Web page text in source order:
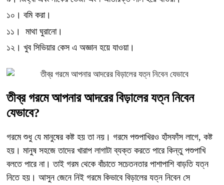
১০। বমি করা।
১১। মাথা ঘুরানো।
১২। খুব সিভিয়ার কেস এ অজ্ঞান হয়ে যাওয়া।
তীব্র গরমে আপনার আদরের বিড়ালের যত্ন নিবেন
যেভাবে?
গরমে শুধু যে মানুষের কষ্ট হয় তা নয়। গরমে পশুপাখিরও হাঁসফাঁস লাগে, কষ্ট
হয়। মানুষ সহজে তাদের খারাপ লাগাটা ব্যক্ত করতে পারে কিন্তু পশুপাখি
বলতে পারে না। তাই গরম থেকে বাঁচাতে সচেতনতার পাশাপাশি বাড়তি যত্ন
নিতে হয়। আসুন জেনে নিই গরমে কিভাবে বিড়ালের যত্ন নিবেন সে